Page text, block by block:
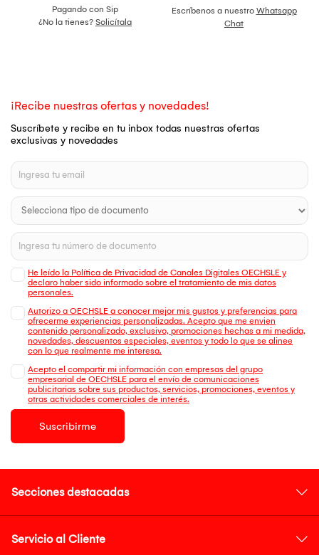
Pagando con Sip
¿No la tienes? Solicítala
Escríbenos a nuestro Whatsapp
Chat
¡Recibe nuestras ofertas y novedades!
Suscríbete y recibe en tu inbox todas nuestras ofertas
exclusivas y novedades
He leído la Política de Privacidad de Canales Digitales OECHSLE y
declaro haber sido informado sobre el tratamiento de mis datos
personales.
Autorizo a OECHSLE a conocer mejor mis gustos y preferencias para
ofrecerme experiencias personalizadas. Acepto que me envien
contenido personalizado, exclusivo, promociones hechas a mi medida,
novedades, descuentos especiales, eventos y todo lo que se alinee
con lo que realmente me interesa.
Acepto el compartir mi información con empresas del grupo
empresarial de OECHSLE para el envío de comunicaciones
publicitarias sobre sus productos, servicios, promociones, eventos y
otras actividades comerciales de interés.
Suscribirme
Secciones destacadas
Servicio al Cliente